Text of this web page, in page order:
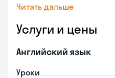
Читать дальше
Услуги и цены
Английский язык
Уроки